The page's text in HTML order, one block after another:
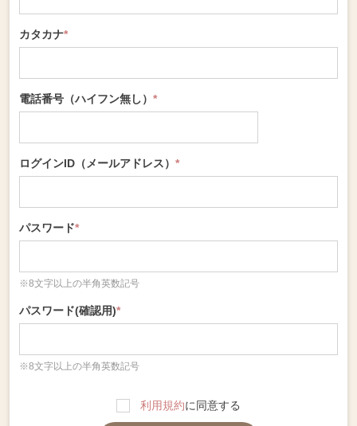
カタカナ*
電話番号（ハイフン無し） *
ログインID（メールアドレス） *
パスワード*
※8文字以上の半角英数記号
パスワード(確認用)*
※8文字以上の半角英数記号
利用規約に同意する